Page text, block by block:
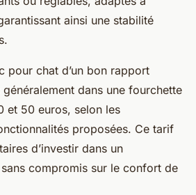
ainsi une stabilité
pour chat d’un bon rapport
dans une fourchette
et 50 euros, selon les
proposées. Ce tarif
d’investir dans un
compromis sur le confort de